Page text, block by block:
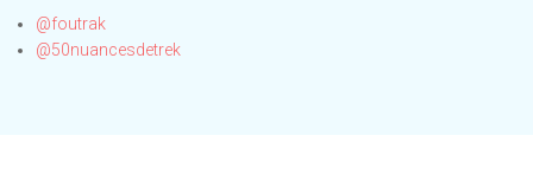
@foutrak
@50nuancesdetrek